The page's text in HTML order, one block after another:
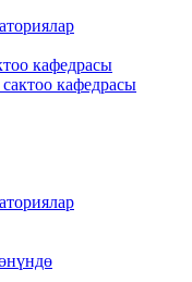
кафедрасы
кафедрасы